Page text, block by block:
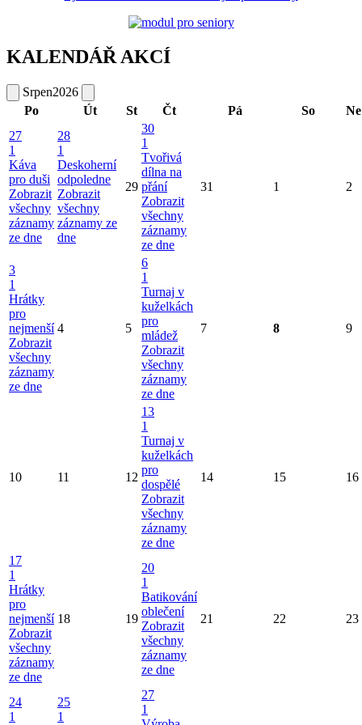
KALENDÁŘ AKCÍ
Srpen2026
Po
Út St Čt Pá So
Ne
27
1
Káva
pro duši
Zobrazit
všechny
záznamy
ze dne
28
1
Deskoherní
odpoledne
Zobrazit
všechny
záznamy ze
dne
29
30
1
Tvořivá
dílna na
přání
Zobrazit
všechny
záznamy
ze dne
31 1 2
3
1
Hrátky
pro
nejmenší
Zobrazit
všechny
záznamy
ze dne
4 5
6
1
Turnaj v
kuželkách
pro
mládež
Zobrazit
všechny
záznamy
ze dne
7 8 9
10 11 12
13
1
Turnaj v
kuželkách
pro
dospělé
Zobrazit
všechny
záznamy
ze dne
14 15 16
17
1
Hrátky
pro
nejmenší
Zobrazit
všechny
záznamy
ze dne
18 19
20
1
Batikování
oblečení
Zobrazit
všechny
záznamy
ze dne
21 22 23
24
1
25
1
27
1